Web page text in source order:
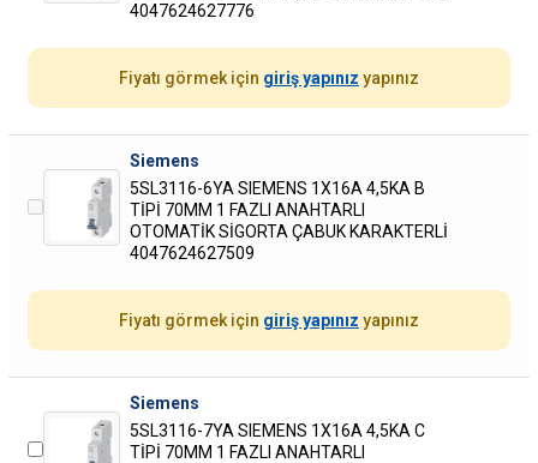
4047624627776
Fiyatı görmek için giriş yapınız yapınız
Siemens
5SL3116-6YA SIEMENS 1X16A 4,5KA B
TİPİ 70MM 1 FAZLI ANAHTARLI
OTOMATİK SİGORTA ÇABUK KARAKTERLİ
4047624627509
Fiyatı görmek için giriş yapınız yapınız
Siemens
5SL3116-7YA SIEMENS 1X16A 4,5KA C
TİPİ 70MM 1 FAZLI ANAHTARLI